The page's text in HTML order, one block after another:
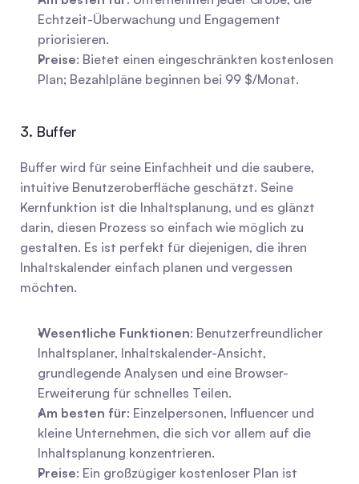
Echtzeit-Überwachung und Engagement
priorisieren.
Preise: Bietet einen eingeschränkten kostenlosen
Plan; Bezahlpläne beginnen bei 99 $/Monat.
3. Buffer
Buffer wird für seine Einfachheit und die saubere,
intuitive Benutzeroberfläche geschätzt. Seine
Kernfunktion ist die Inhaltsplanung, und es glänzt
darin, diesen Prozess so einfach wie möglich zu
gestalten. Es ist perfekt für diejenigen, die ihren
Inhaltskalender einfach planen und vergessen
möchten.
Wesentliche Funktionen: Benutzerfreundlicher
Inhaltsplaner, Inhaltskalender-Ansicht,
grundlegende Analysen und eine Browser-
Erweiterung für schnelles Teilen.
Am besten für: Einzelpersonen, Influencer und
kleine Unternehmen, die sich vor allem auf die
Inhaltsplanung konzentrieren.
Preise: Ein großzügiger kostenloser Plan ist